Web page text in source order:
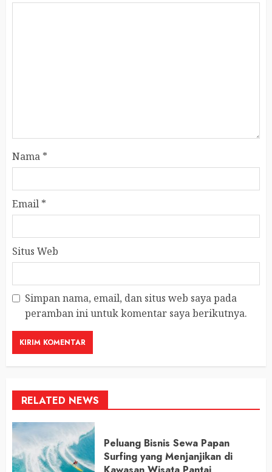
Nama *
Email *
Situs Web
Simpan nama, email, dan situs web saya pada
peramban ini untuk komentar saya berikutnya.
RELATED NEWS
Peluang Bisnis Sewa Papan
Surfing yang Menjanjikan di